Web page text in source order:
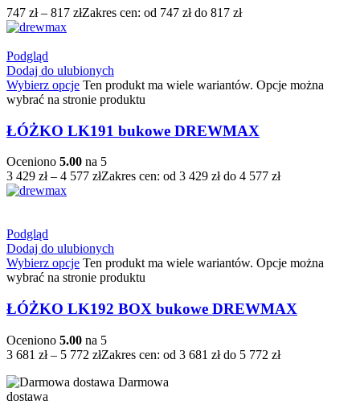
747 zł – 817 złZakres cen: od 747 zł do 817 zł
Podgląd
Dodaj do ulubionych
Wybierz opcje Ten produkt ma wiele wariantów. Opcje można
wybrać na stronie produktu
ŁÓŻKO LK191 bukowe DREWMAX
Oceniono 5.00 na 5
3 429 zł – 4 577 złZakres cen: od 3 429 zł do 4 577 zł
Podgląd
Dodaj do ulubionych
Wybierz opcje Ten produkt ma wiele wariantów. Opcje można
wybrać na stronie produktu
ŁÓŻKO LK192 BOX bukowe DREWMAX
Oceniono 5.00 na 5
3 681 zł – 5 772 złZakres cen: od 3 681 zł do 5 772 zł
Darmowa
dostawa